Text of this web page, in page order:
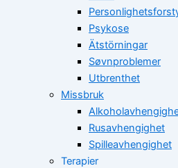
Psykose
Ätstörningar
Søvnproblemer
Utbrenthet
Missbruk
Rusavhengighet
Spilleavhengighet
Terapier